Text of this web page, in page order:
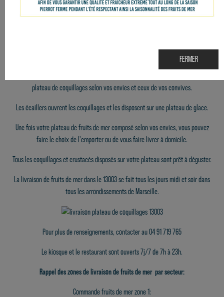
PLATEAU DE FRUITS DE MERSUR NOTRE SITE
INTERNET, OU BIEN DIRECTEMENT AU KIOSQUE AVEC L'UN DE NOS ÉCAILLERS.
plateau de coquillages selon vos envies et ceux de vos convives.
Les écaillers ouvrent les coquillages et les disposent sur une plateau de glace.
Une fois votre plateau de fruits de mer composé selon vos envies, vous pouvez
faire le choix de l'emporter ou de vous fairelivrerà domicile.
Tous les coquillages et crustacés disposés sur votre plateau sont prêt à déguster.
La livraison de fruits de mer dans le 13003 se fait tous les jours midi et soir dans
tous les arrondissements de Marseille.
Pour plus de renseignements, contacter au 04 91 719 765
Le kiosque et le restaurant sont ouverts 7j/7 de 7h à 23h.
Rappel des zones de livraison de fruits de mer par secteur:
Commande fruits de mer zone 1:
FERMER